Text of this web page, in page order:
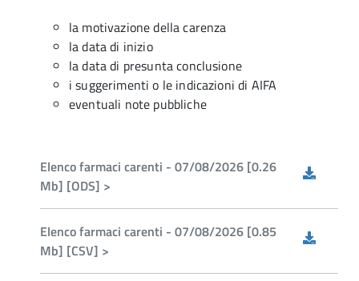
la motivazione della carenza
la data di inizio
la data di presunta conclusione
i suggerimenti o le indicazioni di AIFA
eventuali note pubbliche
Elenco farmaci carenti - 07/08/2026 [0.26
Mb] [ODS] >
Elenco farmaci carenti - 07/08/2026 [0.85
Mb] [CSV] >